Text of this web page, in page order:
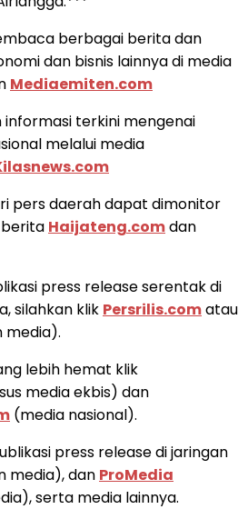
berbagai berita dan
dan bisnis lainnya di media
Mediaemiten.com
informasi terkini mengenai
melalui media
pers daerah dapat dimonitor
Haijateng.comdan
press release serentak di
silahkan klik Persrilis.comatau
media).
lebih hemat klik
media ekbis) dan
(media nasional).
press release di jaringan
media), dan ProMedia
serta media lainnya.